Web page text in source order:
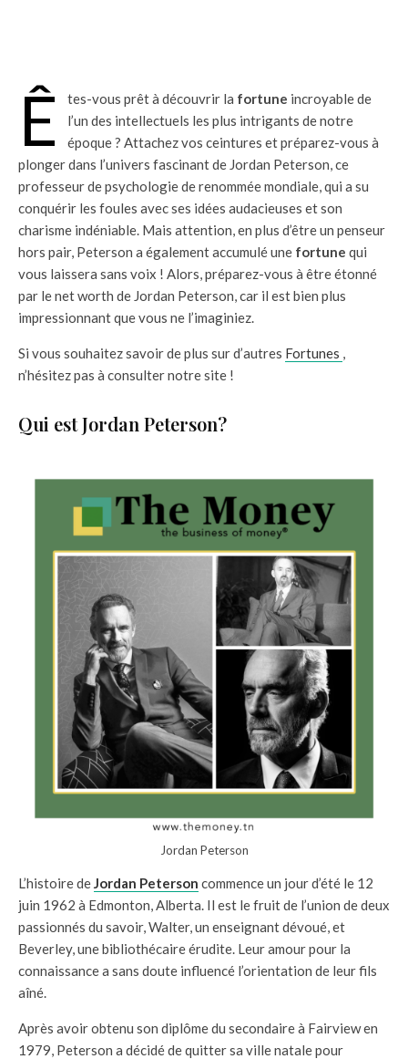
Ê tes-vous prêt à découvrir la fortune incroyable de
l’un des intellectuels les plus intrigants de notre
époque ? Attachez vos ceintures et préparez-vous à
plonger dans l’univers fascinant de Jordan Peterson, ce
professeur de psychologie de renommée mondiale, qui a su
conquérir les foules avec ses idées audacieuses et son
charisme indéniable. Mais attention, en plus d’être un penseur
hors pair, Peterson a également accumulé une fortune qui
vous laissera sans voix ! Alors, préparez-vous à être étonné
par le net worth de Jordan Peterson, car il est bien plus
impressionnant que vous ne l’imaginiez.
Si vous souhaitez savoir de plus sur d’autres Fortunes ,
n’hésitez pas à consulter notre site !
Qui est Jordan Peterson?
Jordan Peterson
L’histoire de Jordan Peterson commence un jour d’été le 12
juin 1962 à Edmonton, Alberta. Il est le fruit de l’union de deux
passionnés du savoir, Walter, un enseignant dévoué, et
Beverley, une bibliothécaire érudite. Leur amour pour la
connaissance a sans doute influencé l’orientation de leur fils
aîné.
Après avoir obtenu son diplôme du secondaire à Fairview en
1979, Peterson a décidé de quitter sa ville natale pour